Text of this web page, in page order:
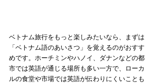
ベトナム旅行をもっと楽しみたいなら、まずは
「ベトナム語のあいさつ」を覚えるのがおすす
めです。ホーチミンやハノイ、ダナンなどの都
市では英語が通じる場所も多い一方で、ローカ
ルの食堂や市場では英語が伝わりにくいことも